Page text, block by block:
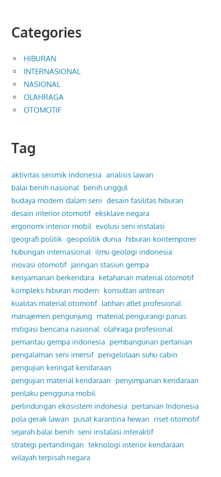
Categories
HIBURAN
INTERNASIONAL
NASIONAL
OLAHRAGA
OTOMOTIF
Tag
aktivitas seismik indonesia analisis lawan
balai benih nasional benih unggul
budaya modern dalam seni desain fasilitas hiburan
desain interior otomotif eksklave negara
ergonomi interior mobil evolusi seni instalasi
geografi politik geopolitik dunia hiburan kontemporer
hubungan internasional ilmu geologi indonesia
inovasi otomotif jaringan stasiun gempa
kenyamanan berkendara ketahanan material otomotif
kompleks hiburan modern konsultan antrean
kualitas material otomotif latihan atlet profesional
manajemen pengunjung material pengurangi panas
mitigasi bencana nasional olahraga profesional
pemantau gempa indonesia pembangunan pertanian
pengalaman seni imersif pengelolaan suhu cabin
pengujian keringat kendaraan
pengujian material kendaraan penyimpanan kendaraan
perilaku pengguna mobil
perlindungan ekosistem indonesia pertanian Indonesia
pola gerak lawan pusat karantina hewan riset otomotif
sejarah balai benih seni instalasi interaktif
strategi pertandingan teknologi interior kendaraan
wilayah terpisah negara